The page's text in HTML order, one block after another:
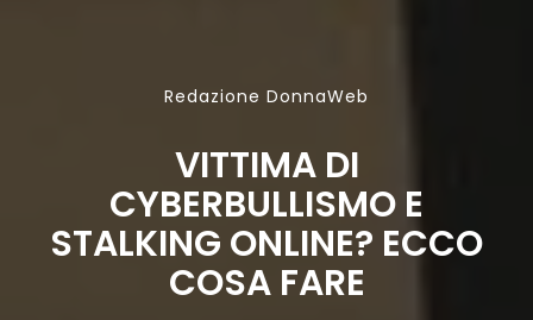
Redazione DonnaWeb
VITTIMA DI
CYBERBULLISMO E
STALKING ONLINE? ECCO
COSA FARE